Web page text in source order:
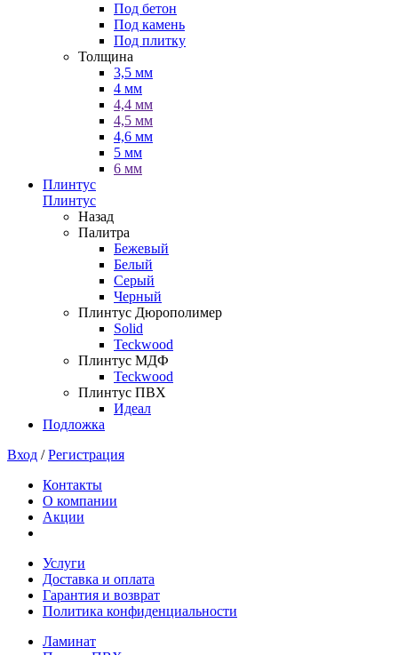
Под бетон
Под камень
Под плитку
Толщина
3,5 мм
4 мм
4,4 мм
4,5 мм
4,6 мм
5 мм
6 мм
Плинтус
Плинтус
Назад
Палитра
Бежевый
Белый
Серый
Черный
Плинтус Дюрополимер
Solid
Teckwood
Плинтус МДФ
Teckwood
Плинтус ПВХ
Идеал
Подложка
Вход /Регистрация
Контакты
О компании
Акции
Услуги
Доставка и оплата
Гарантия и возврат
Политика конфиденциальности
Ламинат